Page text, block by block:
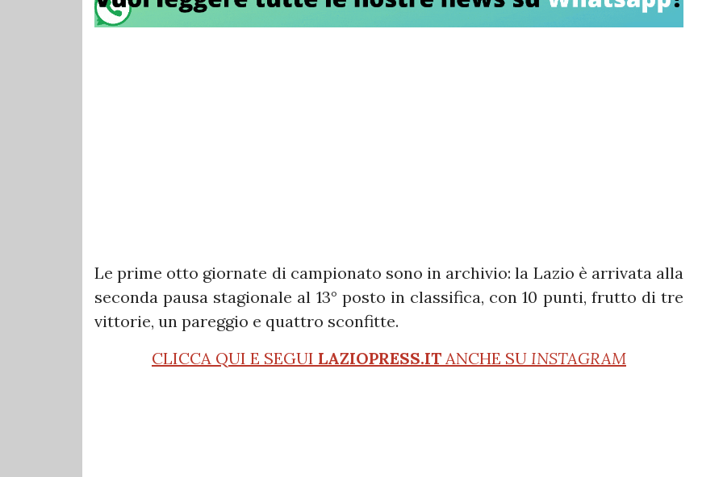
Le prime otto giornate di campionato sono in archivio: la Lazio è arrivata alla
seconda pausa stagionale al 13° posto in classifica, con 10 punti, frutto di tre
vittorie, un pareggio e quattro sconfitte.
CLICCA QUI E SEGUI LAZIOPRESS.IT ANCHE SU INSTAGRAM